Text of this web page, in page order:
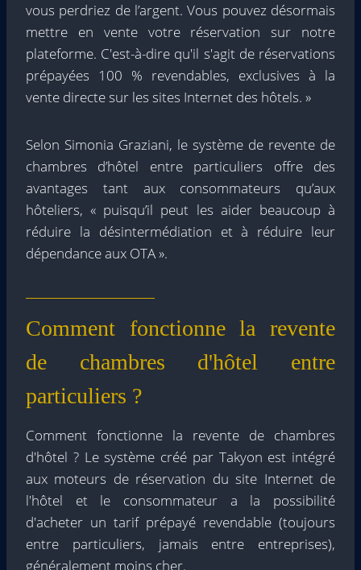
vous perdriez de l’argent. Vous pouvez désormais
mettre en vente votre réservation sur notre
plateforme. C'est-à-dire qu'il s'agit de réservations
prépayées 100 % revendables, exclusives à la
vente directe sur les sites Internet des hôtels. »
Selon Simonia Graziani, le système de revente de
chambres d’hôtel entre particuliers offre des
avantages tant aux consommateurs qu’aux
hôteliers, « puisqu’il peut les aider beaucoup à
réduire la désintermédiation et à réduire leur
dépendance aux OTA ».
Comment fonctionne la revente
de chambres d'hôtel entre
particuliers ?
Comment fonctionne la revente de chambres
d'hôtel ? Le système créé par Takyon est intégré
aux moteurs de réservation du site Internet de
l'hôtel et le consommateur a la possibilité
d'acheter un tarif prépayé revendable (toujours
entre particuliers, jamais entre entreprises),
généralement moins cher.